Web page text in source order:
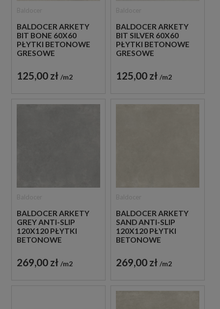
BALDOCER ARKETY
BIT BONE 60X60
PŁYTKI BETONOWE
GRESOWE
125,00 zł m2
BALDOCER ARKETY
BIT SILVER 60X60
PŁYTKI BETONOWE
GRESOWE
125,00 zł m2
BALDOCER ARKETY
GREY ANTI-SLIP
120X120 PŁYTKI
BETONOWE
269,00 zł m2
BALDOCER ARKETY
SAND ANTI-SLIP
120X120 PŁYTKI
BETONOWE
269,00 zł m2